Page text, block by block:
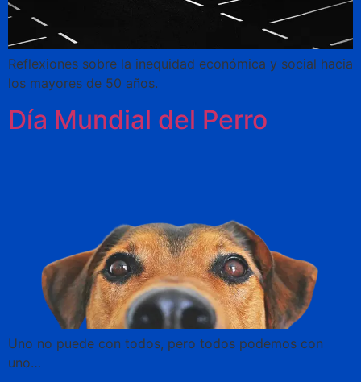
Reflexiones sobre la inequidad económica y social hacia
los mayores de 50 años.
Día Mundial del Perro
Uno no puede con todos, pero todos podemos con
uno…